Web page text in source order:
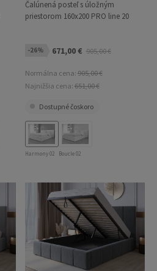
Čalúnená posteľ s úložným
priestorom 160x200 PRO line 20
-26% 671,00 € 905,00 €
Normálna cena: 905,00 €
Najnižšia cena: 651,00 €
Dostupné čoskoro
Harmony 02 Boucle 02